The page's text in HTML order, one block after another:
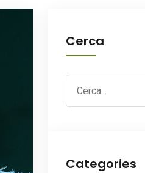
Cerca
Categories